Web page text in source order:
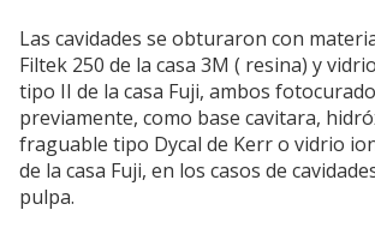
Las cavidades se obturaron con
Filtek 250 de la casa 3M ( resina) y
tipo II de la casa Fuji, ambos
previamente, como base cavitara,
fraguable tipo Dycal de Kerr o vidrio
de la casa Fuji, en los casos de
pulpa.